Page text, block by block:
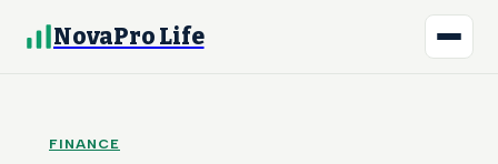
NovaPro Life
FINANCE